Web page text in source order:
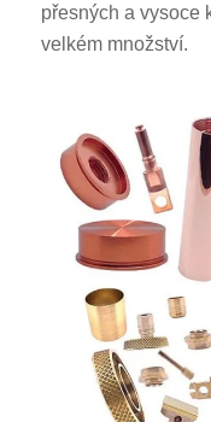
přesných a vysoce
velkém množství.